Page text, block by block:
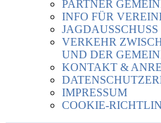
PARTNER
INFO FÜR
JAGDAUSSCHUSS
VERKEHR
UND DER
KONTAKT &
IMPRESSUM
COOKIE-